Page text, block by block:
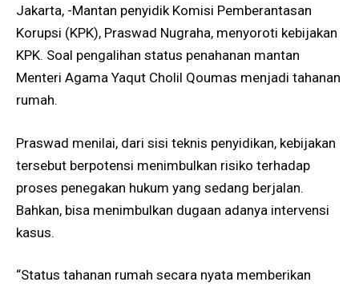
Jakarta, -Mantan penyidik Komisi Pemberantasan
Korupsi (KPK), Praswad Nugraha, menyoroti kebijakan
KPK. Soal pengalihan status penahanan mantan
Menteri Agama Yaqut Cholil Qoumas menjadi tahanan
rumah.
Praswad menilai, dari sisi teknis penyidikan, kebijakan
tersebut berpotensi menimbulkan risiko terhadap
proses penegakan hukum yang sedang berjalan.
Bahkan, bisa menimbulkan dugaan adanya intervensi
kasus.
“Status tahanan rumah secara nyata memberikan